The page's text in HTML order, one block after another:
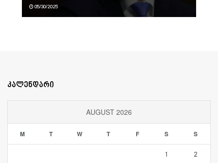
05/30/2025
კალენდარი
AUGUST 2026
M T W T F S S
1 2